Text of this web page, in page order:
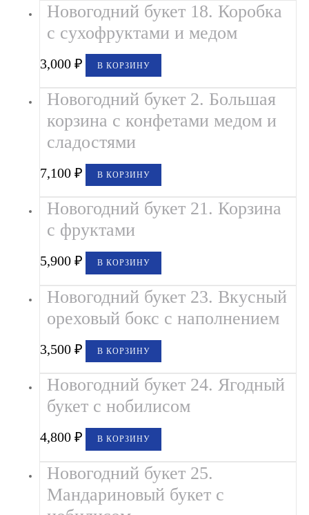
Новогодний букет 18. Коробка
с сухофруктами и медом
3,000₽ В КОРЗИНУ
Новогодний букет 2. Большая
корзина с конфетами медом и
сладостями
7,100₽ В КОРЗИНУ
Новогодний букет 21. Корзина
с фруктами
5,900₽ В КОРЗИНУ
Новогодний букет 23. Вкусный
ореховый бокс с наполнением
3,500₽ В КОРЗИНУ
Новогодний букет 24. Ягодный
букет с нобилисом
4,800₽ В КОРЗИНУ
Новогодний букет 25.
Мандариновый букет с